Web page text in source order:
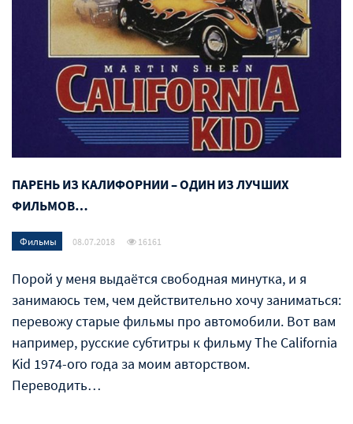
ПАРЕНЬ ИЗ КАЛИФОРНИИ – ОДИН ИЗ ЛУЧШИХ
ФИЛЬМОВ…
Фильмы 08.07.2018 16161
Порой у меня выдаётся свободная минутка, и я
занимаюсь тем, чем действительно хочу заниматься:
перевожу старые фильмы про автомобили. Вот вам
например, русские субтитры к фильму The California
Kid 1974-ого года за моим авторством.
Переводить…